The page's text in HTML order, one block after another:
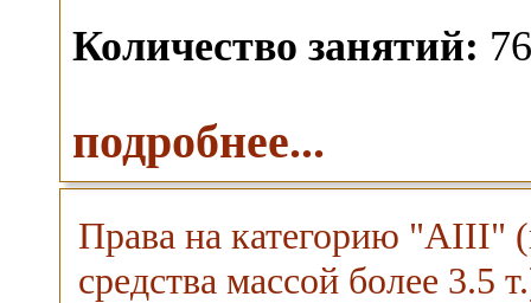
Количество занятий:
подробнее...
Права на категорию "AIII"
средства массой более 3.5